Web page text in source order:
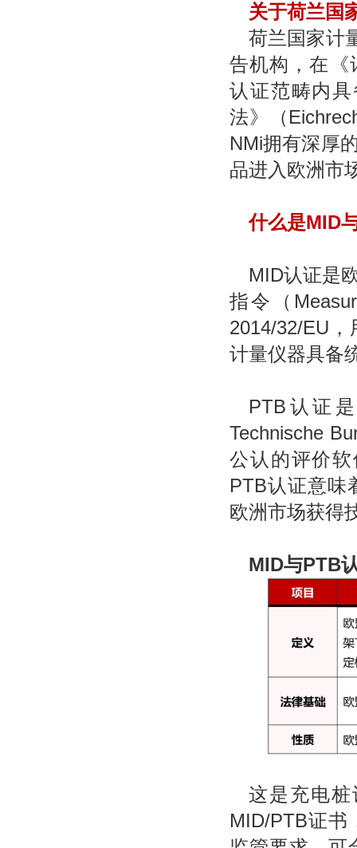
关于荷兰国
荷兰国家计
告机构，在《
认证范畴内
法》（
NMi拥有深厚
品进入欧洲市
什么是MID
MID认证是
指令（
2014/32/EU
计量仪器具备
PTB 认证
Technische
公认的评价
PTB认证意味
欧洲市场获得
MID与PTB
这是充电
MID/PTB证书